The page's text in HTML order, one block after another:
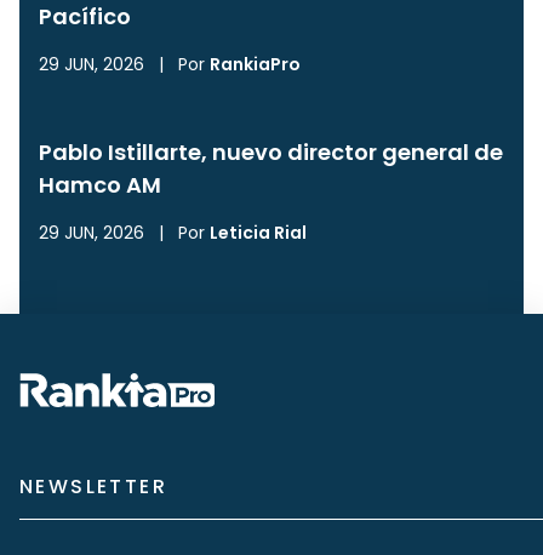
Pacífico
29 JUN, 2026 | Por RankiaPro
Pablo Istillarte, nuevo director general de
Hamco AM
29 JUN, 2026 | Por Leticia Rial
NEWSLETTER